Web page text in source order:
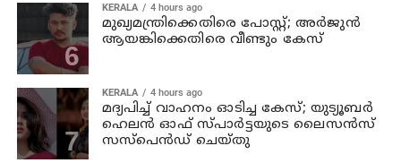
KERALA 4 hours ago
മുഖ്യമന്ത്രിക്കെതിരെ പോസ്റ്റ്; അര്‍ജുന്‍
ആയങ്കിക്കെതിരെ വീണ്ടും കേസ്
KERALA 4 hours ago
മദ്യപിച്ച് വാഹനം ഓടിച്ച കേസ്; യുട്യൂബര്‍
ഹെലന്‍ ഓഫ് സ്പാര്‍ട്ടയുടെ ലൈസന്‍സ്
സസ്പെന്‍ഡ് ചെയ്തു